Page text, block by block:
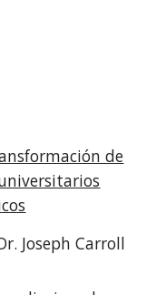
de
Joseph Carroll